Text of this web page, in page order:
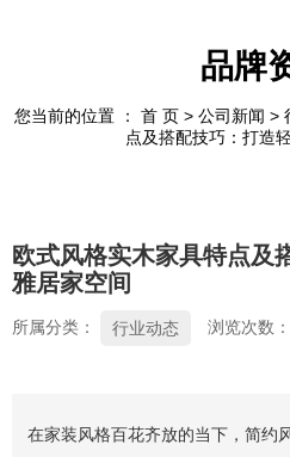
品牌
您当前的位置 ： 首 页 > 公司新闻 >
点及搭配技巧：打造
欧式风格实木家具特点及
雅居家空间
所属分类： 行业动态 浏览次数：
在家装风格百花齐放的当下，简约